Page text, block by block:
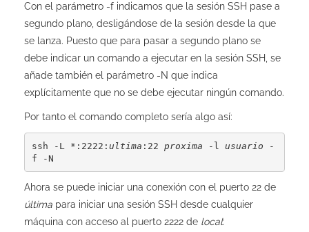
Con el parámetro -f indicamos que la sesión SSH pase a
segundo plano, desligándose de la sesión desde la que
se lanza. Puesto que para pasar a segundo plano se
debe indicar un comando a ejecutar en la sesión SSH, se
añade también el parámetro -N que indica
explícitamente que no se debe ejecutar ningún comando.
Por tanto el comando completo sería algo así:
ssh -L *:2222: ultima :22 proxima -l usuario -
f -N
Ahora se puede iniciar una conexión con el puerto 22 de
última para iniciar una sesión SSH desde cualquier
máquina con acceso al puerto 2222 de local: